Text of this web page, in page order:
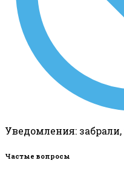
Уведомления:
Частые вопросы